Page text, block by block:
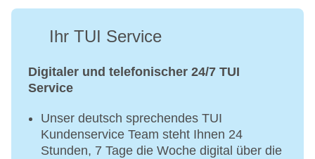
Ihr TUI Service
Digitaler und telefonischer 24/7 TUI
Service
Unser deutsch sprechendes TUI
Kundenservice Team steht Ihnen 24
Stunden, 7 Tage die Woche digital über die